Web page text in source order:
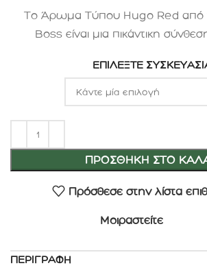
Το Άρωμα Τύπου Hugo Red από
Boss είναι μια πικάντικη
ΕΠΙΛΈΞΤΕ
ΠΡΟΣΘΉΚΗ ΣΤΟ
Πρόσθεσε στην λίστα
Μοιραστείτε
ΠΕΡΙΓΡΑΦΉ